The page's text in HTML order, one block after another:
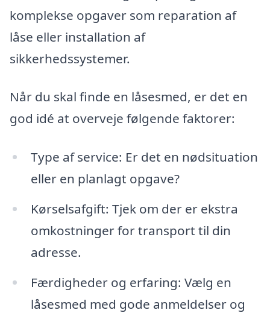
komplekse opgaver som reparation af
låse eller installation af
sikkerhedssystemer.
Når du skal finde en låsesmed, er det en
god idé at overveje følgende faktorer:
Type af service: Er det en nødsituation
eller en planlagt opgave?
Kørselsafgift: Tjek om der er ekstra
omkostninger for transport til din
adresse.
Færdigheder og erfaring: Vælg en
låsesmed med gode anmeldelser og